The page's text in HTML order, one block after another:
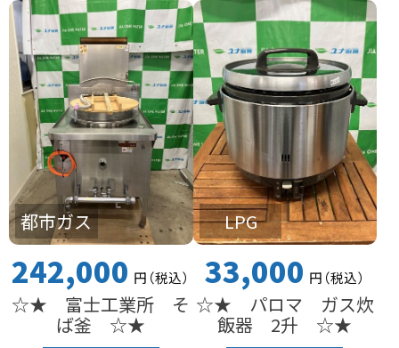
都市ガス
242,000 円（税込）
☆★ 富士工業所 そ
ば釜 ☆★
LPG
33,000 円（税込）
☆★ パロマ ガス炊
飯器 2升 ☆★